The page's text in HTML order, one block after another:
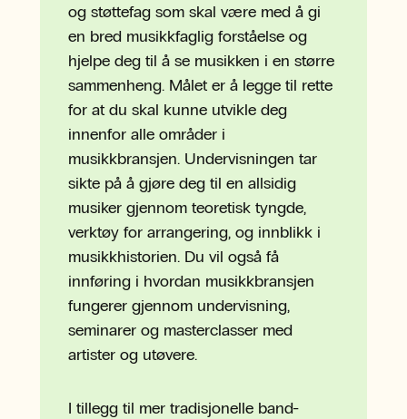
og støttefag som skal være med å gi
en bred musikkfaglig forståelse og
hjelpe deg til å se musikken i en større
sammenheng. Målet er å legge til rette
for at du skal kunne utvikle deg
innenfor alle områder i
musikkbransjen. Undervisningen tar
sikte på å gjøre deg til en allsidig
musiker gjennom teoretisk tyngde,
verktøy for arrangering, og innblikk i
musikkhistorien. Du vil også få
innføring i hvordan musikkbransjen
fungerer gjennom undervisning,
seminarer og masterclasser med
artister og utøvere.
I tillegg til mer tradisjonelle band-